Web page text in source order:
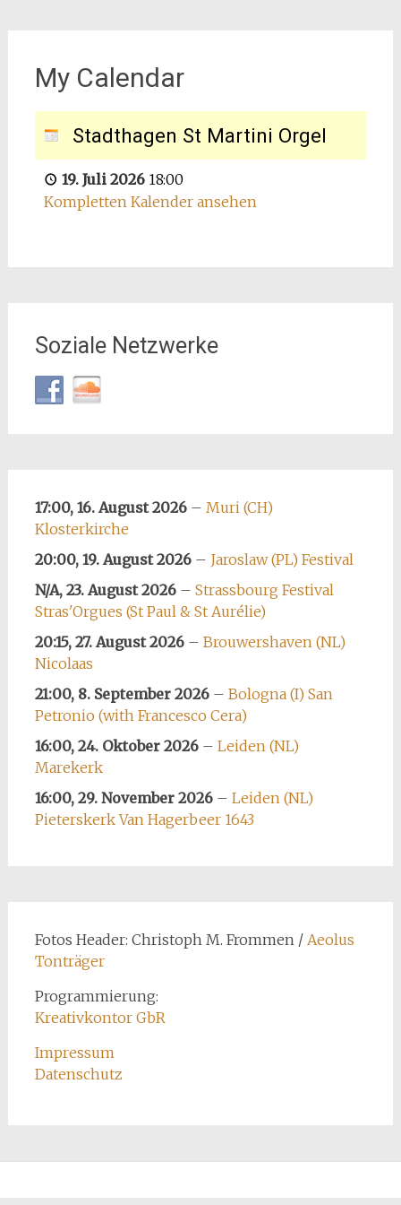
My Calendar
Stadthagen St Martini Orgel
19. Juli 2026 18:00
Kompletten Kalender ansehen
Soziale Netzwerke
17:00, 16. August 2026– Muri (CH)
Klosterkirche
20:00, 19. August 2026– Jaroslaw (PL) Festival
N/A, 23. August 2026– Strassbourg Festival
Stras'Orgues (St Paul & St Aurélie)
20:15, 27. August 2026– Brouwershaven (NL)
Nicolaas
21:00, 8. September 2026– Bologna (I) San
Petronio (with Francesco Cera)
16:00, 24. Oktober 2026– Leiden (NL)
Marekerk
16:00, 29. November 2026– Leiden (NL)
Pieterskerk Van Hagerbeer 1643
Fotos Header: Christoph M. Frommen / Aeolus
Tonträger
Programmierung:
Kreativkontor GbR
Impressum
Datenschutz